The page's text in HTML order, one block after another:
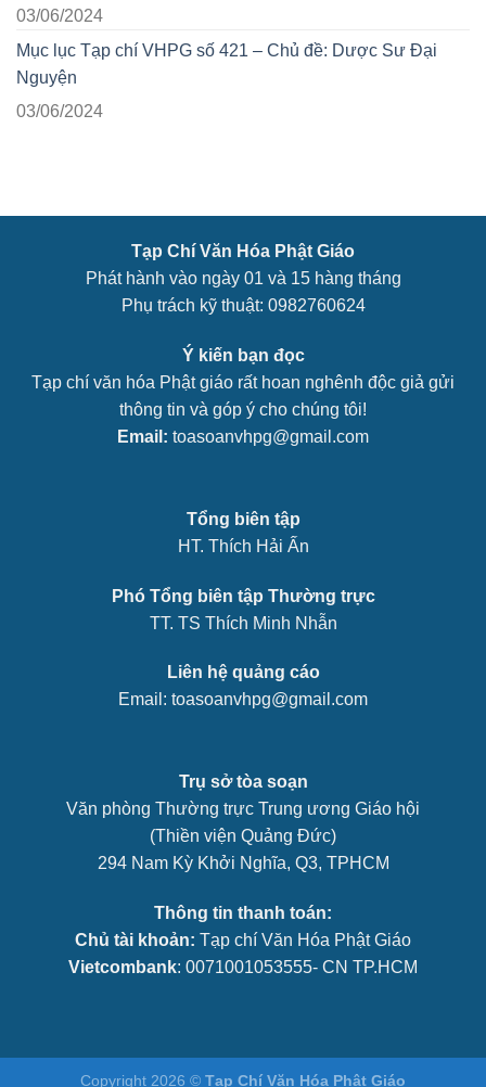
03/06/2024
Mục lục Tạp chí VHPG số 421 – Chủ đề: Dược Sư Đại
Nguyện
03/06/2024
Tạp Chí Văn Hóa Phật Giáo
Phát hành vào ngày 01 và 15 hàng tháng
Phụ trách kỹ thuật: 0982760624
Ý kiến bạn đọc
Tạp chí văn hóa Phật giáo rất hoan nghênh độc giả gửi
thông tin và góp ý cho chúng tôi!
Email: toasoanvhpg@gmail.com
Tổng biên tập
HT. Thích Hải Ấn
Phó Tổng biên tập Thường trực
TT. TS Thích Minh Nhẫn
Liên hệ quảng cáo
Email: toasoanvhpg@gmail.com
Trụ sở tòa soạn
Văn phòng Thường trực Trung ương Giáo hội
(Thiền viện Quảng Đức)
294 Nam Kỳ Khởi Nghĩa, Q3, TPHCM
Thông tin thanh toán:
Chủ tài khoản: Tạp chí Văn Hóa Phật Giáo
Vietcombank: 0071001053555- CN TP.HCM
Copyright 2026 © Tạp Chí Văn Hóa Phật Giáo